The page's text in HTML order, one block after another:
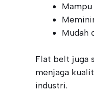
Mudah
Flat belt juga
menjaga
industri.